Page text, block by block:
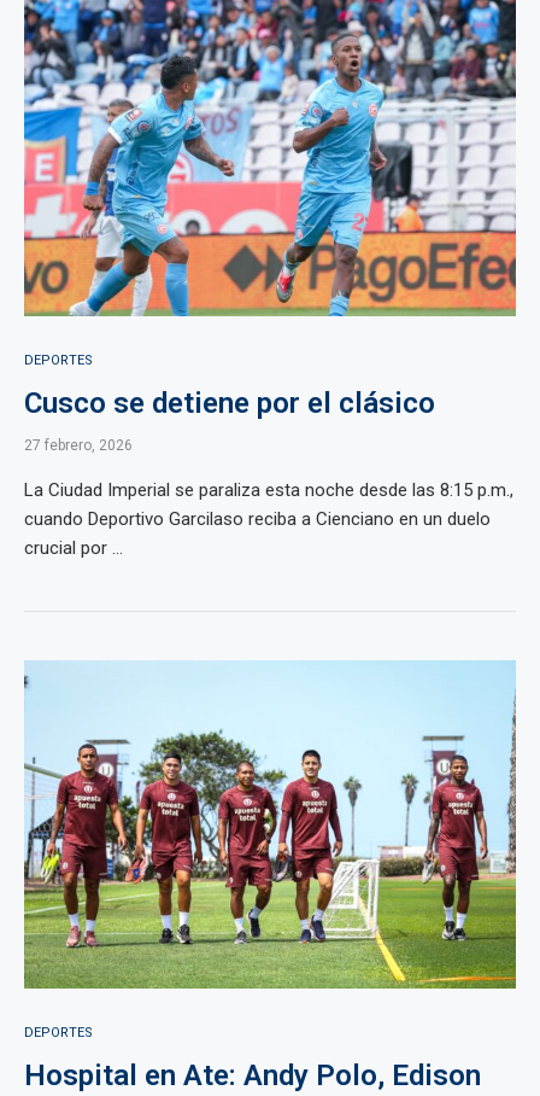
DEPORTES
Cusco se detiene por el clásico
27 febrero, 2026
La Ciudad Imperial se paraliza esta noche desde las 8:15 p.m.,
cuando Deportivo Garcilaso reciba a Cienciano en un duelo
crucial por ...
DEPORTES
Hospital en Ate: Andy Polo, Edison